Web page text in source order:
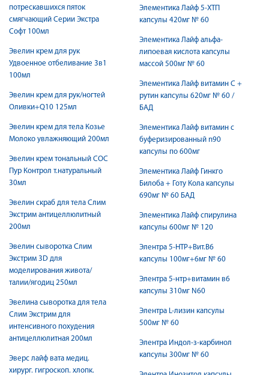
потрескавшихся пяток
смягчающий Серии Экстра
Софт 100мл
Эвелин крем для рук
Удвоенное отбеливание 3в1
100мл
Эвелин крем для рук/ногтей
Оливки+Q10 125мл
Эвелин крем для тела Козье
Молоко увлажняющий 200мл
Эвелин крем тональный СОС
Пур Контрол т.натуральный
30мл
Эвелин скраб для тела Слим
Экстрим антицеллюлитный
200мл
Эвелин сыворотка Слим
Экстрим 3D для
моделирования живота/
талии/ягодиц 250мл
Эвелина сыворотка для тела
Слим Экстрим для
интенсивного похудения
антицеллюлитная 200мл
Эверс лайф вата медиц.
хирург. гигроскоп. хлопк.
Элементика Лайф 5-ХТП
капсулы 420мг № 60
Элементика Лайф альфа-
липоевая кислота капсулы
массой 500мг № 60
Элементика Лайф витамин С +
рутин капсулы 620мг № 60 /
БАД
Элементика Лайф витамин с
буферизированный n90
капсулы по 600мг
Элементика Лайф Гинкго
Билоба + Готу Кола капсулы
690мг № 60 БАД
Элементика Лайф спирулина
капсулы 600мг № 120
Элентра 5-НТР+Вит.В6
капсулы 100мг+6мг № 60
Элентра 5-нтр+витамин в6
капсулы 310мг N60
Элентра L-лизин капсулы
500мг № 60
Элентра Индол-з-карбинол
капсулы 300мг № 60